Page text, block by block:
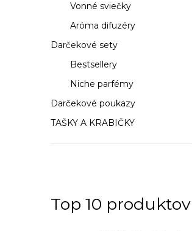
Vonné sviečky
Aróma difuzéry
Darčekové sety
Bestsellery
Niche parfémy
Darčekové poukazy
TAŠKY A KRABIČKY
Top 10 produktov